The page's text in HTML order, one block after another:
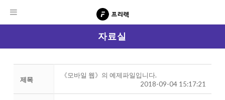
자료실
제목
《모바일 웹》의 예제파일입니다.
2018-09-04 15:17:21